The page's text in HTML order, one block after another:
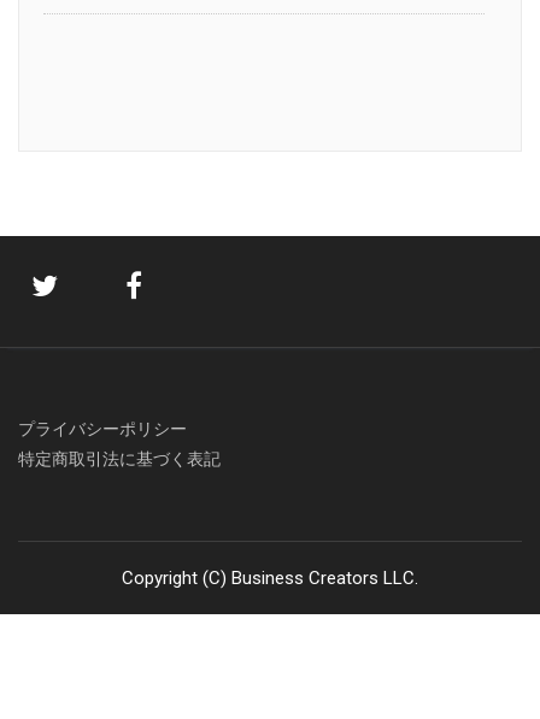
プライバシーポリシー
特定商取引法に基づく表記
Copyright (C) Business Creators LLC.